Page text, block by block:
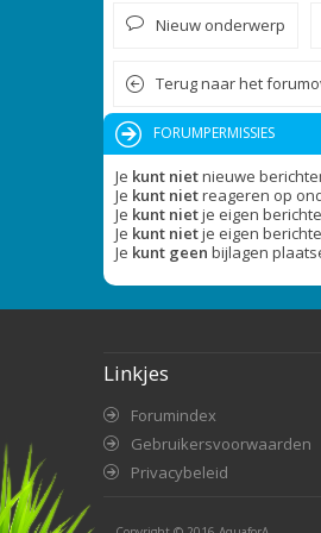
Nieuw onderwerp
Terug naar het
FORUMPERMISSIES
Je kunt nietnieuwe
Je kunt nietreageren op
Je kunt nietje eigen
Je kunt nietje eigen
Je kunt geen bijlagen
Linkjes
Forumindex
Gebruikersvoorwaarden
Privacybeleid